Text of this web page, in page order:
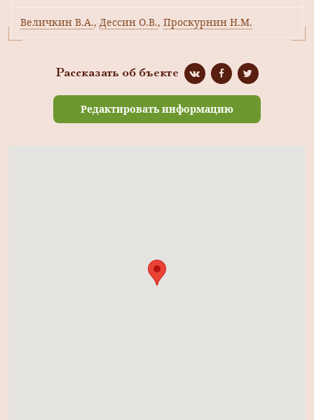
Величкин В.А., Дессин О.В., Проскурнин Н.М.
Рассказать об бъекте
Редактировать информацию